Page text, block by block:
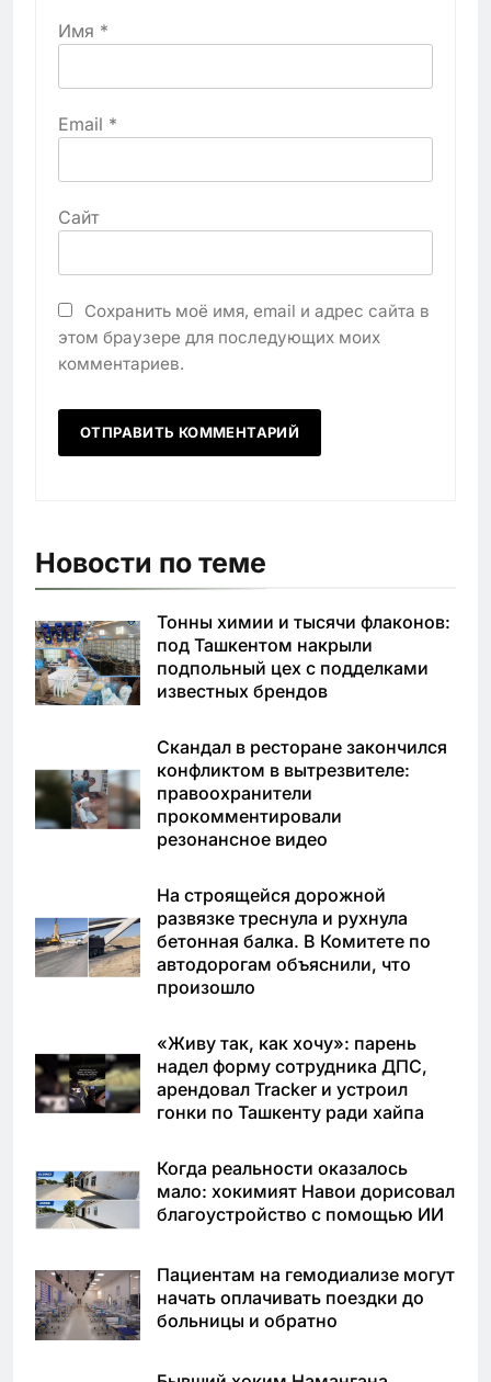
Имя *
Email *
Сайт
Сохранить моё имя, email и адрес сайта в
этом браузере для последующих моих
комментариев.
Новости по теме
Тонны химии и тысячи флаконов:
под Ташкентом накрыли
подпольный цех с подделками
известных брендов
Скандал в ресторане закончился
конфликтом в вытрезвителе:
правоохранители
прокомментировали
резонансное видео
На строящейся дорожной
развязке треснула и рухнула
бетонная балка. В Комитете по
автодорогам объяснили, что
произошло
«Живу так, как хочу»: парень
надел форму сотрудника ДПС,
арендовал Tracker и устроил
гонки по Ташкенту ради хайпа
Когда реальности оказалось
мало: хокимият Навои дорисовал
благоустройство с помощью ИИ
Пациентам на гемодиализе могут
начать оплачивать поездки до
больницы и обратно